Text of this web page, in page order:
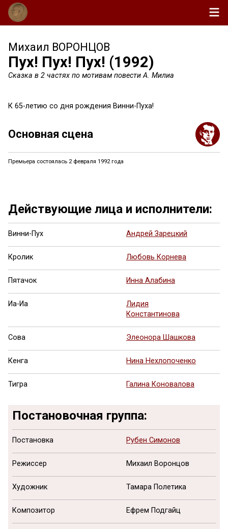
Михаил ВОРОНЦОВ
Пух! Пух! Пух! (1992)
Сказка в 2 частях по мотивам повести А. Милиа
К 65-летию со дня рождения Винни-Пуха!
Основная сцена
Премьера состоялась 2 февраля 1992 года
Действующие лица и исполнители:
Винни-Пух Андрей Зарецкий
Кролик Любовь Корнева
Пятачок Инна Алабина
Иа-Иа
Лидия
Константинова
Сова Элеонора Шашкова
Кенга Нина Нехлопоченко
Тигра Галина Коновалова
Постановочная группа:
Постановка Рубен Симонов
Режиссер Михаил Воронцов
Художник Тамара Полетика
Композитор Ефрем Подгайц